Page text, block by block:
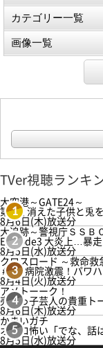
カテゴリー一覧
画像一覧
TVer視聴ランキ
1
大空港～GATE24～
第3話 消えた子供と兎
8月6日(木)放送分
2
大追跡～警視庁ＳＳＢ
Episode3 大炎上…暴
8月5日(水)放送分
3
クロスロード ～救命救
＃5 病院激震！パワ
8月4日(火)放送分
4
アメトーーク！
売れっ子芸人の貴重ト
8月6日(木)放送分
5
かまいガチ
オモロ怖い「でな、話
8月5日(水)放送分